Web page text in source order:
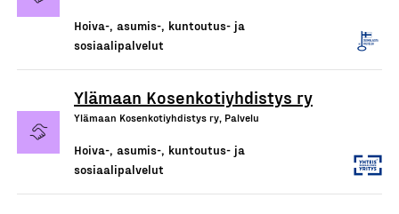
Hoiva-, asumis-, kuntoutus- ja
sosiaalipalvelut
Ylämaan Kosenkotiyhdistys ry
Ylämaan Kosenkotiyhdistys ry, Palvelu
Hoiva-, asumis-, kuntoutus- ja
sosiaalipalvelut